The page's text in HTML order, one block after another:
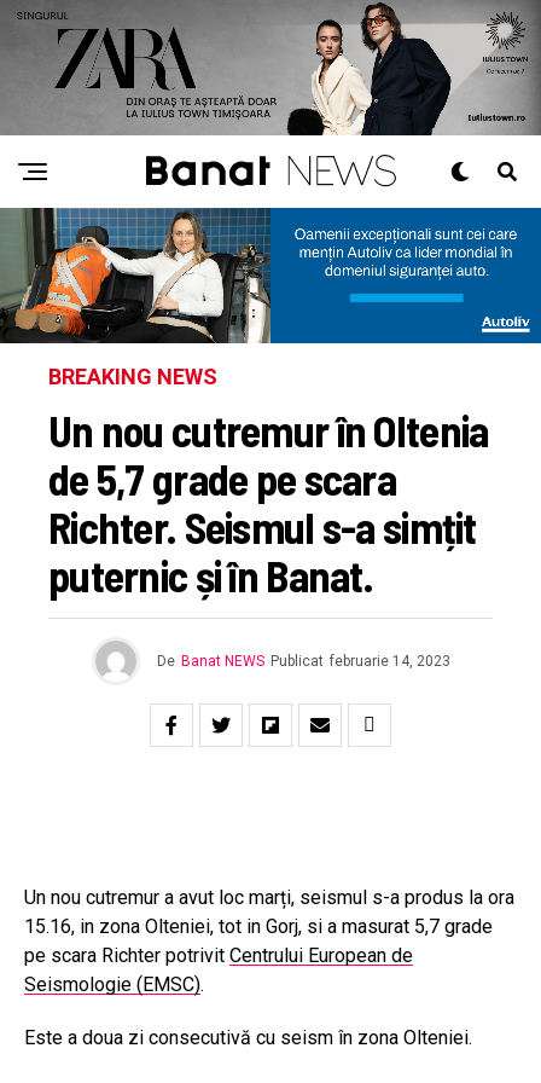
BREAKING NEWS
Un nou cutremur în Oltenia
de 5,7 grade pe scara
Richter. Seismul s-a simțit
puternic și în Banat.
De Banat NEWS Publicat februarie 14, 2023
Un nou cutremur a avut loc marți, seismul s-a produs la ora
15.16, in zona Olteniei, tot in Gorj, si a masurat 5,7 grade
pe scara Richter potrivit Centrului European de
Seismologie (EMSC).
Este a doua zi consecutivă cu seism în zona Olteniei.